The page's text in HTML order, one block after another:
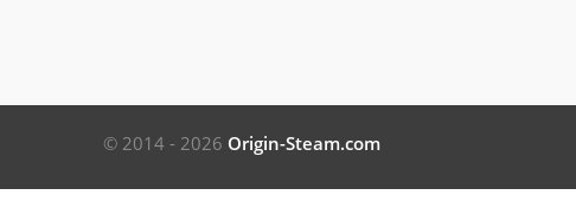
© 2014 - 2026 Origin-Steam.com